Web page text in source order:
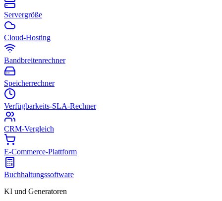
Servergröße
Cloud-Hosting
Bandbreitenrechner
Speicherrechner
Verfügbarkeits-SLA-Rechner
CRM-Vergleich
E-Commerce-Plattform
Buchhaltungssoftware
KI und Generatoren